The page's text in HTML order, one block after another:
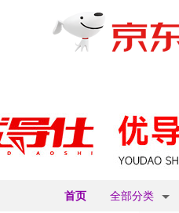
首页 全部分类